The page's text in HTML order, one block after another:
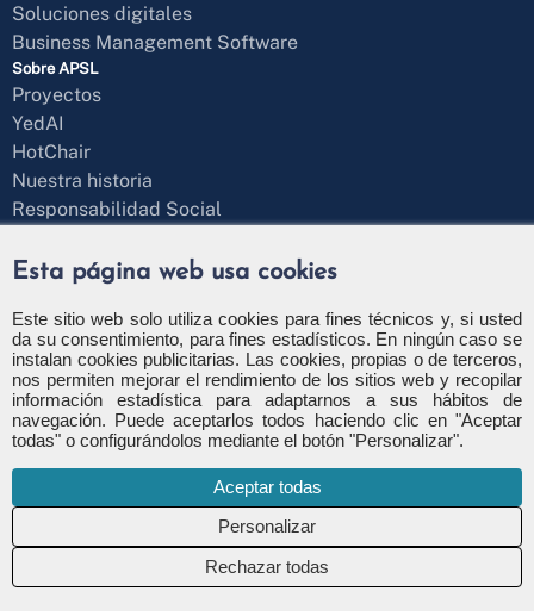
Soluciones digitales
Business Management Software
Sobre APSL
Proyectos
YedAI
HotChair
Nuestra historia
Responsabilidad Social
¿Hablamos?
Formulario de contacto
+34 971 43 97 71
info@apsl.net
Política de cookies
Canal de denuncia
Esta página web usa cookies
Este sitio web solo utiliza cookies para fines técnicos y, si usted
da su consentimiento, para fines estadísticos. En ningún caso se
instalan cookies publicitarias. Las cookies, propias o de terceros,
nos permiten mejorar el rendimiento de los sitios web y recopilar
información estadística para adaptarnos a sus hábitos de
navegación. Puede aceptarlos todos haciendo clic en "Aceptar
todas" o configurándolos mediante el botón "Personalizar".
Aceptar todas
Rechazar todas